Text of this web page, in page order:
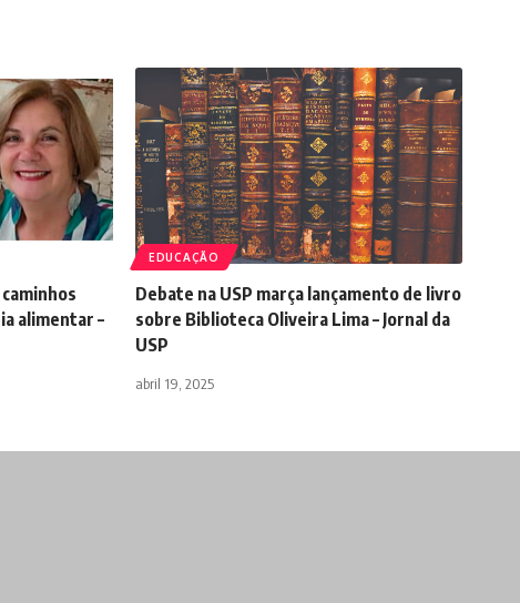
alimentar –
EDUCAÇÃO
Debate na USP marça lançamento de livro
sobre Biblioteca Oliveira Lima – Jornal da
USP
abril 19, 2025